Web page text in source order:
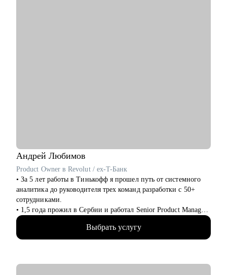
Андрей Любимов
Product Owner в Revolut / ex-T-Банк
• За 5 лет работы в Тинькофф я прошел путь от системного
аналитика до руководителя трех команд разработки с 50+
сотрудниками.
• 1,5 года прожил в Сербии и работал Senior Product Manager
удаленно в международном стартапе, специализирующемся
на CPaaS-решениях (США, Швеция, Австралия).
• Жил в Дубае, переехал в Барселону и работаю Senior
Выбрать услугу